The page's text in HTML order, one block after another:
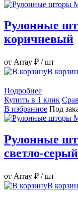
Рулонные
коричневый
от Array ₽ / шт
В
Подробнее
Купить в 1 клик
В избранное Под
Рулонные
светло-серый
от Array ₽ / шт
В